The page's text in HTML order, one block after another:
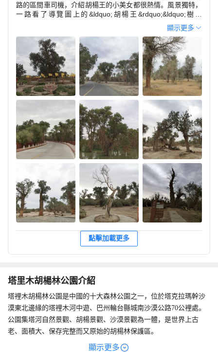
路的區間車司機，介紹胡楊王的小美女都很熱情。風景獨特，
一路看了導覽圖上的&ldquo;胡楊王&rdquo;&ldquo;樹魂
&rdquo;&ldquo;將軍樹&rdquo;&ldquo;三聖樹&rdquo;等，還
有魔鬼林，水上胡楊林，進入秋季，估計風景會更美。我們是
一大早來的，下過雨，空氣潮濕，林子里蚊子很多，會叮人，
提前做了防蚊蟲準備（穿長袖長褲，噴防蚊水），還是被叮了
幾嘴，幸好沒有腫起來，毒性不是那麼強。中午過後稍好一
些，沒再被蚊子騷擾。天晴后，沙漠公路上風沙大，開車注意
安全。
顯示更多
點擊加載更多
塔里木胡楊林公園介紹
塔裡木胡楊林公園是中國的十大森林公園之一，位於塔克拉瑪幹沙
漠東北邊緣的塔裡木河中遊、巴州輪台縣城南沙漠公路70公裡處。
公園集塔河自然景觀、胡楊景觀、沙漠景觀為一體，是世界上古
老、面積大、保存完整而又原始的胡楊林保護區。
塔裡木胡楊林公園曆史遺迹眾多，在距公園西南約10公裡處，屹立
顯示更多